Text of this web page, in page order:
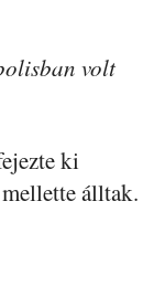
volt
ki
álltak.